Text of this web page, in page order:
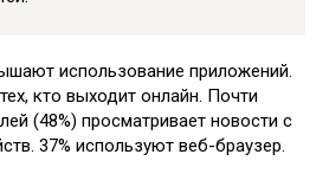
использование приложений.
кто выходит онлайн. Почти
(48%) просматривает новости с
37% используют веб-браузер.